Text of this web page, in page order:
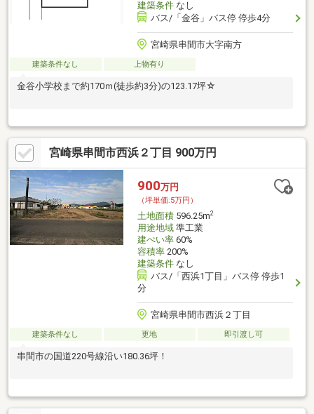
建築条件なし
バス/「金谷」バス停 停歩4分
宮崎県串間市大字南方
建築条件なし 上物有り
金谷小学校まで約170ｍ(徒歩約3分)の123.17坪☆
宮崎県串間市西浜２丁目 900万円
900万円
（坪単価:5万円）
土地面積596.25m2
用途地域準工業
建ぺい率60%
容積率200%
建築条件なし
バス/「西浜1丁目」バス停 停歩1
分
宮崎県串間市西浜２丁目
建築条件なし 更地 即引渡し可
串間市の国道220号線沿い180.36坪！